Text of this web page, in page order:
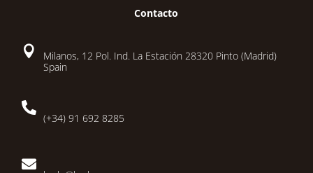
Contacto

Milanos, 12 Pol. Ind. La Estación 28320 Pinto (Madrid)
Spain

(+34) 91 692 8285
